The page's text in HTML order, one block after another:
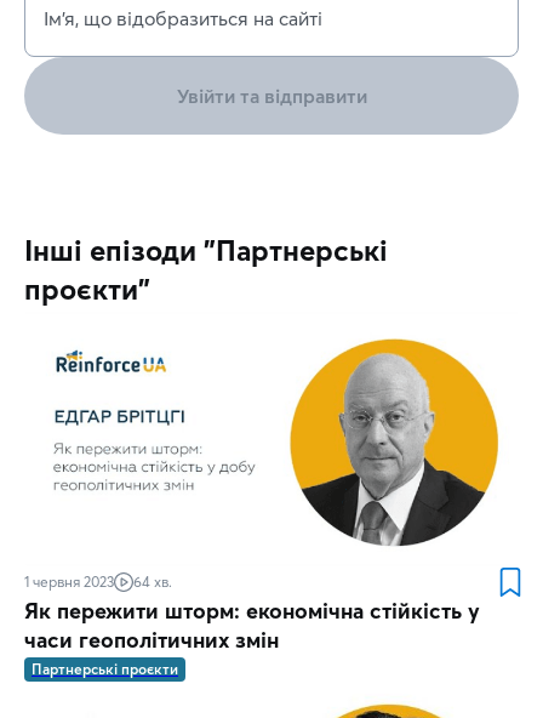
Ім’я, що відобразиться на сайті
Увійти та відправити
Інші епізоди "Партнерські
проєкти"
1 червня 2023 64 хв.
Як пережити шторм: економічна стійкість у
часи геополітичних змін
Партнерські проєкти